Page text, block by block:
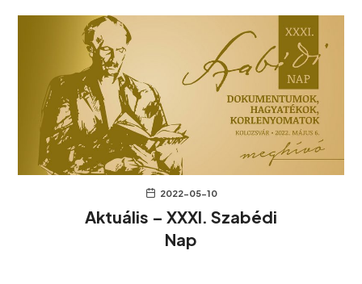
2022-05-10
Aktuális – XXXI. Szabédi
Nap